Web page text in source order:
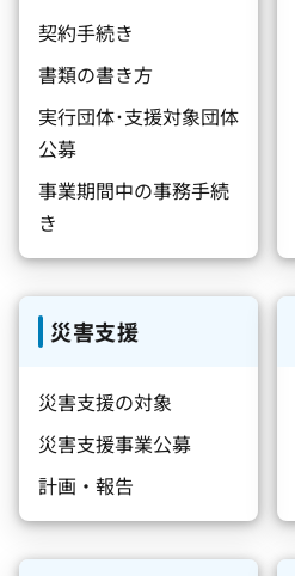
契約手続き
書類の書き方
実行団体･支援対象団体
公募
事業期間中の事務手続
き
災害支援
災害支援の対象
災害支援事業公募
計画・報告